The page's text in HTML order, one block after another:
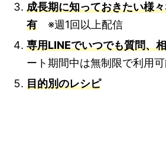
成長期に知っておきたい様
有 ※週1回以上配信
専用LINEでいつでも質問、
ート期間中は無制限で利用
目的別のレシピ